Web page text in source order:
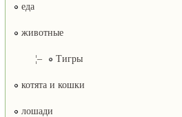
еда
животные
¦– Тигры
котята и кошки
лошади